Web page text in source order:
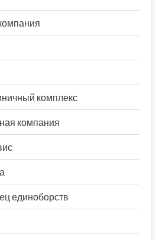
комплекс
компания
единоборств